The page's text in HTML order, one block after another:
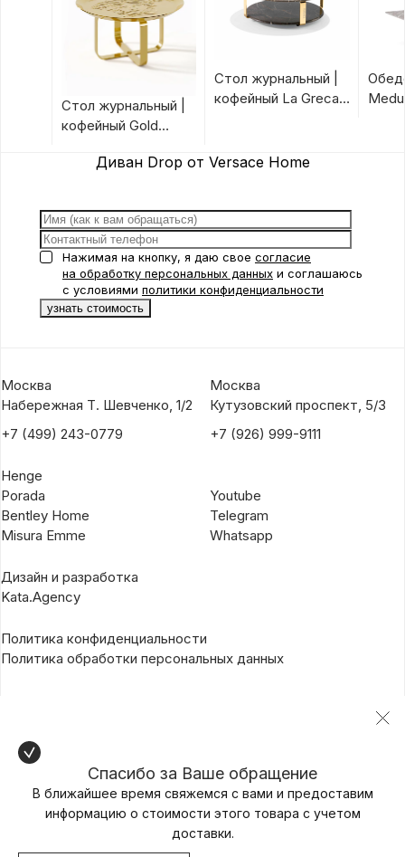
Стол журнальный |
кофейный Gold
Home
Стол журнальный |
кофейный La Greca
Диван Drop от Versace Home
Нажимая на кнопку, я даю свое согласие
на обработку персональных данных и соглашаюсь
с условиями политики конфиденциальности
Москва
Набережная Т. Шевченко, 1/2
+7 (499) 243-0779
Москва
Кутузовский проспект, 5/3
+7 (926) 999-9111
Henge
Porada
Bentley Home
Misura Emme
Youtube
Telegram
Whatsapp
Дизайн и разработка
Kata.Agency
Политика конфиденциальности
Политика обработки персональных данных
Спасибо за Ваше обращение
В ближайшее время свяжемся с вами и предоставим
информацию о стоимости этого товара с учетом
доставки.